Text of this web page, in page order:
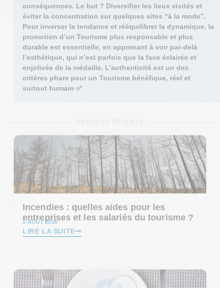
conséquences. Le but ? Diversifier les lieux visités et
éviter la concentration sur quelques sites “à la mode”.
Pour inverser la tendance et rééquilibrer la dynamique, la
promotion d’un Tourisme plus responsable et plus
durable est essentielle, en apprenant à voir par-delà
l’esthétique, qui n’est parfois que la face éclairée et
enjolivée de la médaille. L’authenticité est un des
critères phare pour un Tourisme bénéfique, réel et
surtout humain ✅
Incendies : quelles aides pour les
entreprises et les salariés du tourisme ?
5 AOÛT 2026
LIRE LA SUITE